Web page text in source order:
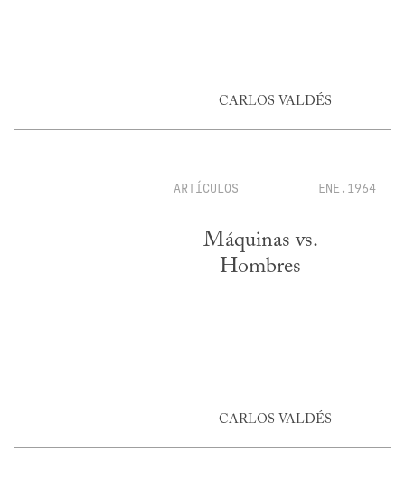
CARLOS VALDÉS
ARTÍCULOS ENE.1964
Máquinas vs.
Hombres
CARLOS VALDÉS